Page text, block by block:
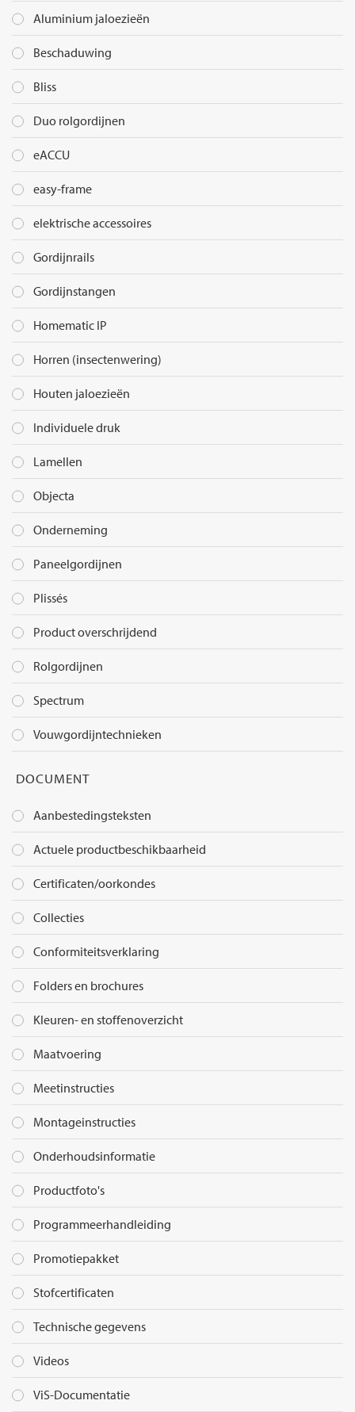
Aluminium jaloezieën
Beschaduwing
Bliss
Duo rolgordijnen
eACCU
easy-frame
elektrische accessoires
Gordijnrails
Gordijnstangen
Homematic IP
Horren (insectenwering)
Houten jaloezieën
Individuele druk
Lamellen
Objecta
Onderneming
Paneelgordijnen
Plissés
Product overschrijdend
Rolgordijnen
Spectrum
Vouwgordijntechnieken
DOCUMENT
Aanbestedingsteksten
Actuele productbeschikbaarheid
Certificaten/oorkondes
Collecties
Conformiteitsverklaring
Folders en brochures
Kleuren- en stoffenoverzicht
Maatvoering
Meetinstructies
Montageinstructies
Onderhoudsinformatie
Productfoto's
Programmeerhandleiding
Promotiepakket
Stofcertificaten
Technische gegevens
Videos
ViS-Documentatie